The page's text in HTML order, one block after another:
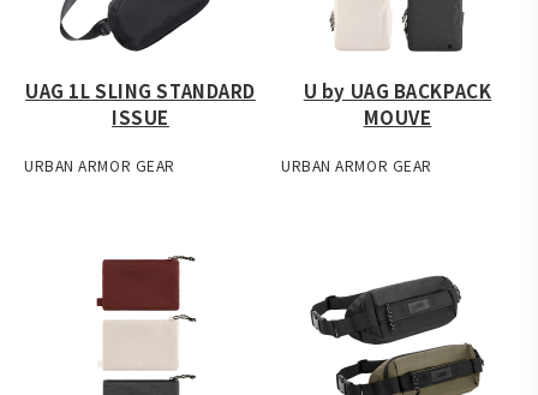
UAG 1L SLING STANDARD
ISSUE
URBAN ARMOR GEAR
U by UAG BACKPACK
MOUVE
URBAN ARMOR GEAR